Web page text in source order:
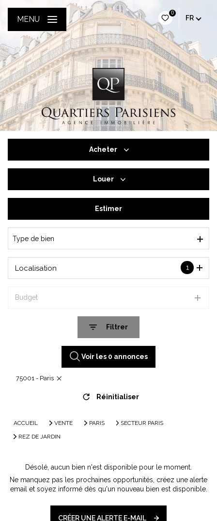
0
FR
MENU
Acheter
De l'immo pro
Louer
De l'immo pro
Estimer
Type de bien
1
Localisation
Budget
Filtrer
Voir les 0 annonces
75001 - Paris
Réinitialiser
ACCUEIL VENTE PARIS
SECTEUR PARIS
REZ DE JARDIN
Désolé, aucun bien n'est disponible pour le moment.
Ne manquez pas les prochaines opportunités, créez une alerte
email et soyez informé dès qu'un nouveau bien est disponible.
CRÉER UNE ALERTE E-MAIL